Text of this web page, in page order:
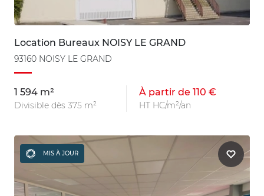
Location Bureaux NOISY LE GRAND
93160 NOISY LE GRAND
1 594 m²
Divisible dès 375 m²
À partir de 110 €
HT HC/m²/an
MIS À JOUR